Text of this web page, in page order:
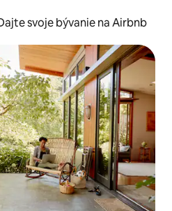
svoje bývanie na Airbnb